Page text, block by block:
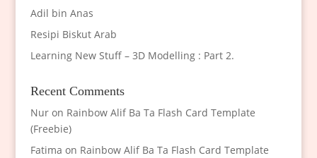
Adil bin Anas
Resipi Biskut Arab
Learning New Stuff – 3D Modelling : Part 2.
Recent Comments
Nuron Rainbow Alif Ba Ta Flash Card Template
(Freebie)
Fatima on Rainbow Alif Ba Ta Flash Card Template